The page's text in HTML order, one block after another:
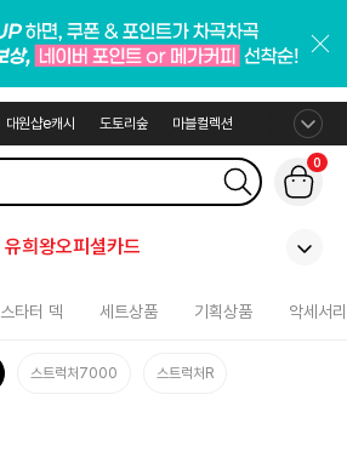
대원샵e캐시 도토리숲 마블컬렉션
0
유희왕오피셜카드
스타터 덱 세트상품 기획상품 악세서리
스트럭처7000 스트럭처R